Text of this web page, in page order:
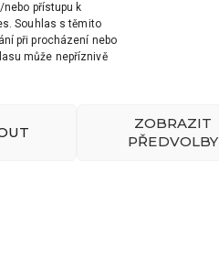
přístupu k
Souhlas s těmito
při procházení nebo
může nepříznivě
ZOBRAZIT
PŘEDVOLBY